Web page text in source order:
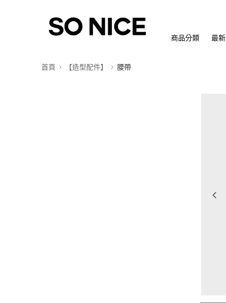
商品分類 最
首頁 【造型配件】 腰帶